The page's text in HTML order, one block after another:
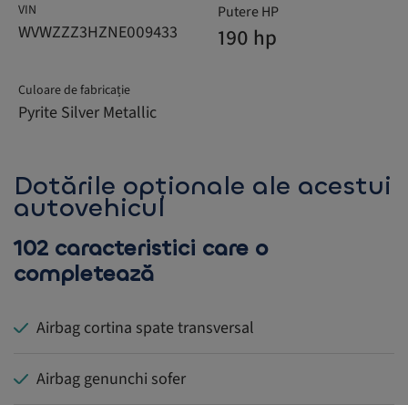
VIN
WVWZZZ3HZNE009433
Putere HP
190 hp
Culoare de fabricație
Pyrite Silver Metallic
Dotările opționale ale acestui
autovehicul
102 caracteristici care o
completează
Airbag cortina spate transversal
Airbag genunchi sofer